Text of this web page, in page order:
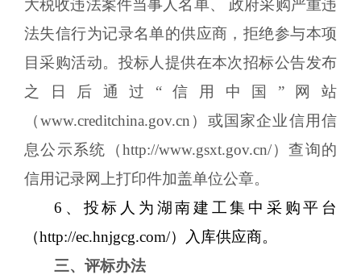
大税收违法案件当事人名单、 政府采购严重违
法失信行为记录名单的供应商，拒绝参与本项
目采购活动。投标人提供在本次招标公告发布
之日后通过“信用中国”网站
（www.creditchina.gov.cn） 或国家企业信用信
息公示系统（http://www.gsxt.gov.cn/）查询的
信用记录网上打印件加盖单位公章。
6、投标人为湖南建工集中采购平台
（http://ec.hnjgcg.com/）入库供应商。
三、评标办法